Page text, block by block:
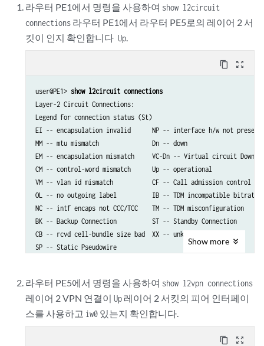
라우터 PE1에서 명령을 사용하여 show l2circuit
connections 라우터 PE1에서 라우터 PE5로의 레이어 2 서
킷이 인지 확인합니다 Up.
content_copy zoom_out_map
user@PE1> show l2circuit connections
Layer-2 Circuit Connections:
Legend for connection status (St)
EI -- encapsulation invalid      NP -- interface h/w not
MM -- mtu mismatch               Dn --
EM -- encapsulation mismatch     VC-Dn -- Virtual circuit
CM -- control-word mismatch      Up --
VM -- vlan id mismatch           CF -- Call admission control
OL -- no outgoing label          IB -- TDM incompatible bitrate
NC -- intf encaps not CCC/TCC    TM -- TDM misconfiguration
BK -- Backup Connection          ST -- Standby Connection
CB -- rcvd cell-bundle size bad  XX -- unknown
SP -- Static Pseudowire
Up -- operational
Dn -- down
Neighbor: 192.0.2.5
Interface                 Type  St     Time last up   # Up
Jan  3 22:00:49 2010
Show more
라우터 PE5에서 명령을 사용하여 show l2vpn connections
레이어 2 VPN 연결이Up 레이어 2 서킷의 피어 인터페이
스를 사용하고 iw0 있는지 확인합니다.
content_copy zoom_out_map